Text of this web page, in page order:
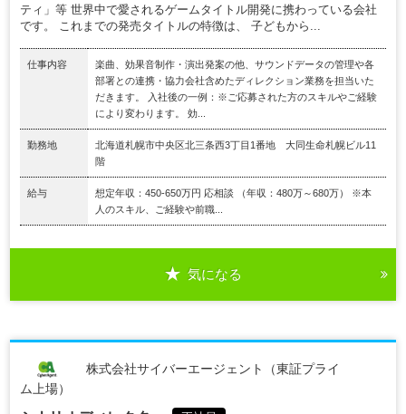
ティ」等 世界中で愛されるゲームタイトル開発に携わっている会社
です。 これまでの発売タイトルの特徴は、 子どもから...
仕事内容
楽曲、効果音制作・演出発案の他、サウンドデータの管理や各
部署との連携・協力会社含めたディレクション業務を担当いた
だきます。 入社後の一例：※ご応募された方のスキルやご経験
により変わります。 効...
勤務地
北海道札幌市中央区北三条西3丁目1番地 大同生命札幌ビル11
階
給与
想定年収：450-650万円 応相談 （年収：480万～680万） ※本
人のスキル、ご経験や前職...
気になる
株式会社サイバーエージェント（東証プライ
ム上場）